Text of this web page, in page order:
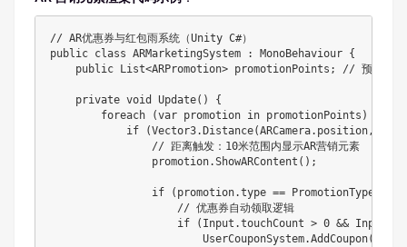
// AR优惠券与红包雨系统（Unity C#）
public class ARMarketingSystem : MonoBehaviour {
public List<ARPromotion> promotionPoints; // 预设营销
    private void Update() {
        foreach (var promotion in promotionPoints) {
if (Vector3.Distance(ARCamera.position,
                // 距离触发：10米范围内显示AR营销元素
                promotion.ShowARContent();
if (promotion.type ==
                    // 优惠券自动领取逻辑
if (Input.touchCount > 0 &&